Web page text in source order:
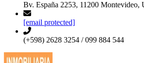
Bv. España 2253, 11200 Montevideo,
[email protected]
(+598) 2628 3254 / 099 884 544